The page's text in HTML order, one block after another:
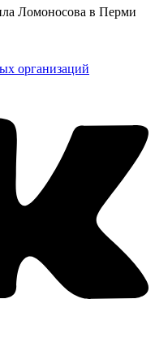
Ломоносова в Перми
организаций